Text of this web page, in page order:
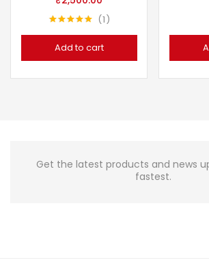
1
Add to cart
Get the latest products and news
fastest.